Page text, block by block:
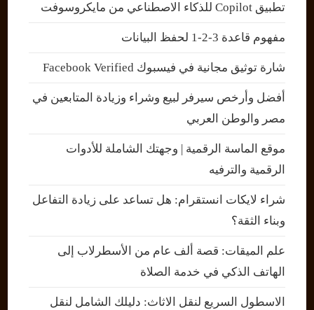
تطبيق Copilot للذكاء الاصطناعي من مايكروسوفت
مفهوم قاعدة 3-2-1 لحفظ البيانات
شارة توثيق مجانية في فيسبوك Facebook Verified
أفضل وأرخص سيرفر لبيع وشراء وزيادة المتابعين في
مصر والوطن العربي
موقع الماسة الرقمية | وجهتك الشاملة للأدوات
الرقمية والترفيه
شراء لايكات انستقرام: هل تساعد على زيادة التفاعل
وبناء الثقة؟
علم الميقات: قصة ألف عام من الأسطرلاب إلى
الهاتف الذكي في خدمة الصلاة
الاسطول السريع لنقل الاثاث: دليلك الشامل لنقل